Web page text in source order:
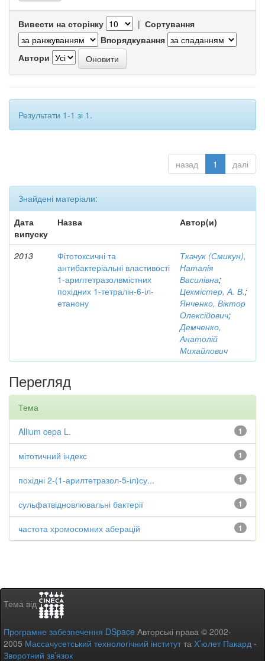
Вивести на сторінку | Сортування
Впорядкування
Автори
Результати 1-1 зі 1.
назад 1 далі
Знайдені матеріали:
Дата
випуску
Назва Автор(и)
2013
Фітотоксичні та
антибактеріальні властивості
1-арилтетразолвмістних
похідних 1-тетралін-6-іл-
етанону
Ткачук (Смикун),
Наталія
Василівна;
Цехмістер, А. В.;
Янченко, Віктор
Олексійович;
Демченко,
Анатолій
Михайлович
Перегляд
Тема
1
Allium cepa L.
1
мітотичний індекс
1
похідні 2-(1-арилтетразол-5-іл)су...
1
сульфатвідновлювальні бактерії
1
частота хромосомних аберацій
Тема від
Програмне забезпечення DSpace Авторські права © 2002-
2005 Массачусетський технологічний інститутта Х’юлет Пакард -
Зворотний зв’язок